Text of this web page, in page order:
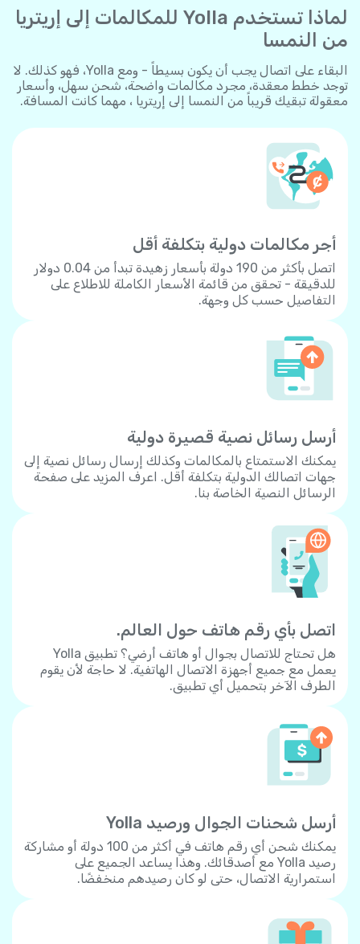
لماذا تستخدم Yolla للمكالمات إلى إريتريا
من النمسا
البقاء على اتصال يجب أن يكون بسيطاً - ومع Yolla، فهو كذلك. لا
توجد خطط معقدة، مجرد مكالمات واضحة، شحن سهل، وأسعار
معقولة تبقيك قريباً من النمسا إلى إريتريا ، مهما كانت المسافة.
أجر مكالمات دولية بتكلفة أقل
اتصل بأكثر من 190 دولة بأسعار زهيدة تبدأ من 0.04 دولار
للدقيقة - تحقق من قائمة الأسعار الكاملة للاطلاع على
التفاصيل حسب كل وجهة.
أرسل رسائل نصية قصيرة دولية
يمكنك الاستمتاع بالمكالمات وكذلك إرسال رسائل نصية إلى
جهات اتصالك الدولية بتكلفة أقل. اعرف المزيد على صفحة
الرسائل النصية الخاصة بنا.
اتصل بأي رقم هاتف حول العالم.
هل تحتاج للاتصال بجوال أو هاتف أرضي؟ تطبيق Yolla
يعمل مع جميع أجهزة الاتصال الهاتفية. لا حاجة لأن يقوم
الطرف الآخر بتحميل أي تطبيق.
أرسل شحنات الجوال ورصيد Yolla
يمكنك شحن أي رقم هاتف في أكثر من 100 دولة أو مشاركة
رصيد Yolla مع أصدقائك. وهذا يساعد الجميع على
استمرارية الاتصال، حتى لو كان رصيدهم منخفضًا.